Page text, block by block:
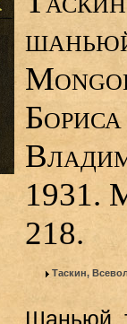
1931.
218.
Таскин,
Шаньюй,